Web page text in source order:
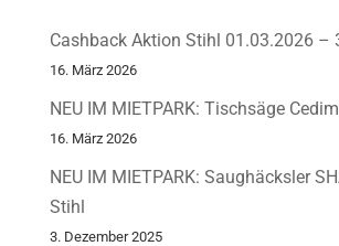
Cashback Aktion Stihl 01.03.2026 –
16. März 2026
NEU IM MIETPARK: Tischsäge
16. März 2026
NEU IM MIETPARK: Saughäcksler
Stihl
3. Dezember 2025